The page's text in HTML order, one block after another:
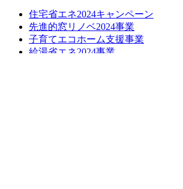
住宅省エネ2024キャンペーン
先進的窓リノベ2024事業
子育てエコホーム支援事業
給湯省エネ2024事業